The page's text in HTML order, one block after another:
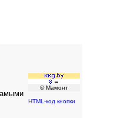
© Мамонт
HTML-код кнопки